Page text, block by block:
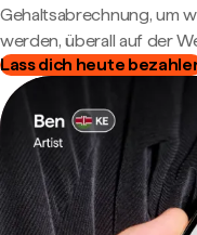
Gehaltsabrechnung, um
werden, überall auf der
Lass dich heute